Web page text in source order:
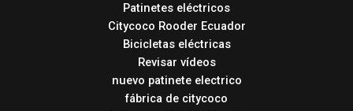
Patinetes eléctricos
Citycoco Rooder Ecuador
Bicicletas eléctricas
Revisar vídeos
nuevo patinete electrico
fábrica de citycoco